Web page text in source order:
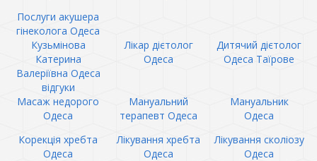
Послуги акушера
гінеколога Одеса
Кузьмінова
Катерина
Валеріївна Одеса
відгуки
Лікар дієтолог
Одеса
Дитячий дієтолог
Одеса Таїрове
Масаж недорого
Одеса
Мануальний
терапевт Одеса
Мануальник
Одеса
Корекція хребта
Одеса
Лікування хребта
Одеса
Лікування сколіозу
Одеса